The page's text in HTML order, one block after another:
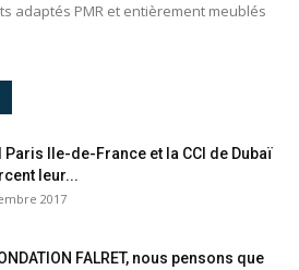
adaptés PMR et entièrement meublés
Paris Ile-de-France et la CCI de Dubaï
leur...
2017
FALRET, nous pensons que